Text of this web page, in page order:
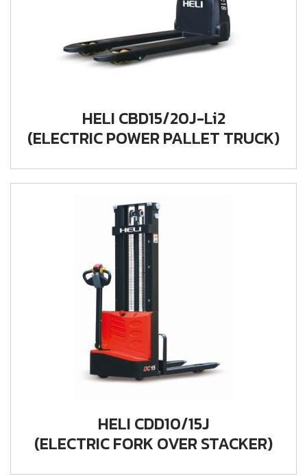
HELI CBD15/20J-Li2
(ELECTRIC POWER PALLET TRUCK)
HELI CDD10/15J
(ELECTRIC FORK OVER STACKER)